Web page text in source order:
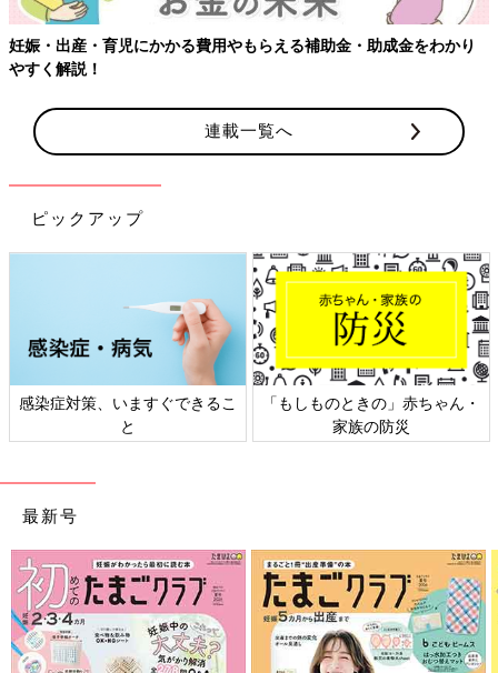
もらえる補助金・助成金をわかり
連載一覧へ
ピックアップ
るこ
「もしものときの」赤ちゃん・
日本外来小児科学会リー
ト検討会
最新号